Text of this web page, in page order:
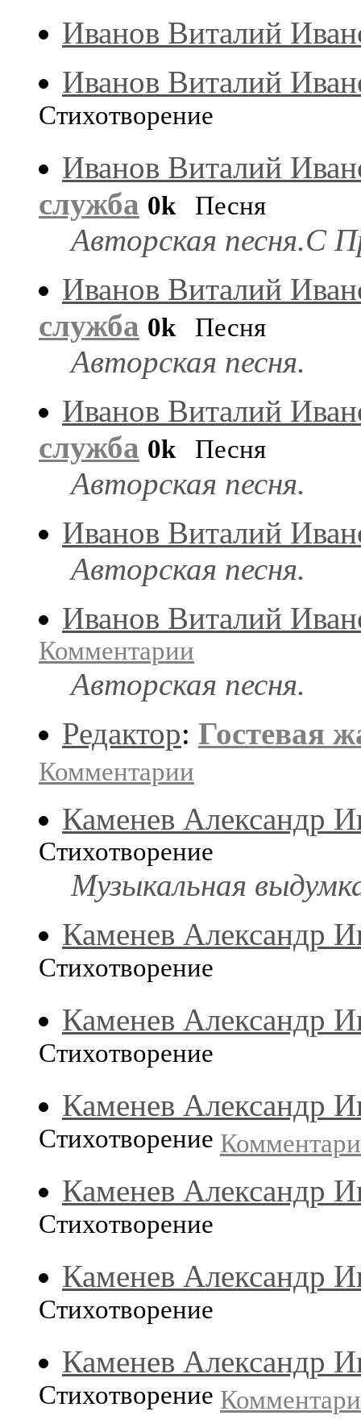
Иванов Виталий
Иванов Виталий
Стихотворение
Иванов Виталий
служба 0k Песня
Авторская песня.С
Иванов Виталий
служба 0k Песня
Авторская песня.
Иванов Виталий
служба 0k Песня
Авторская песня.
Иванов Виталий
Авторская песня.
Иванов Виталий
Комментарии
Авторская песня.
Редактор: Гостевая
Комментарии
Каменев Александр
Стихотворение
Музыкальная
Каменев Александр
Стихотворение
Каменев Александр
Стихотворение
Каменев Александр
Стихотворение
Каменев Александр
Стихотворение
Каменев Александр
Стихотворение
Каменев Александр
Стихотворение